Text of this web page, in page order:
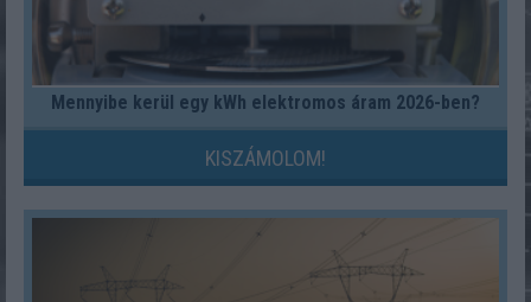
Mennyibe kerül egy kWh elektromos áram 2026-ben?
KISZÁMOLOM!